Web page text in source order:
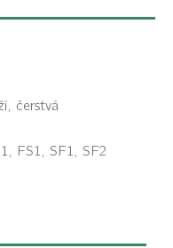
čerstvá
FS1, SF1, SF2